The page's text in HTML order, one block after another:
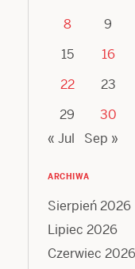
8
9
15
16
22
23
29
30
« Jul
Sep »
ARCHIWA
Sierpień 2026
Lipiec 2026
Czerwiec 2026